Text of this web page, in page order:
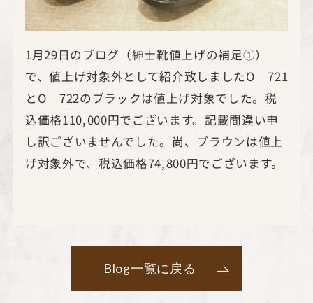
1月29日のブログ（紳士靴値上げの補足①）
で、値上げ対象外として紹介致しましたO 721
とO 722のブラックは値上げ対象でした。税
込価格110,000円でございます。記載間違い申
し訳ございませんでした。尚、ブラウンは値上
げ対象外で、税込価格74,800円でございます。
Blog一覧に戻る